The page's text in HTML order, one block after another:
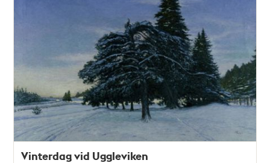
Vinterdag vid Uggleviken